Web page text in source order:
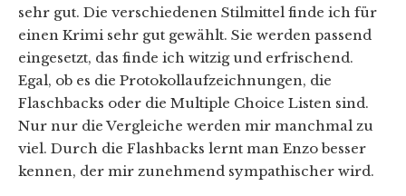
sehr gut. Die verschiedenen Stilmittel finde ich für
einen Krimi sehr gut gewählt. Sie werden passend
eingesetzt, das finde ich witzig und erfrischend.
Egal, ob es die Protokollaufzeichnungen, die
Flaschbacks oder die Multiple Choice Listen sind.
Nur nur die Vergleiche werden mir manchmal zu
viel. Durch die Flashbacks lernt man Enzo besser
kennen, der mir zunehmend sympathischer wird.